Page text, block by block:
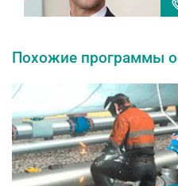
Похожие программы